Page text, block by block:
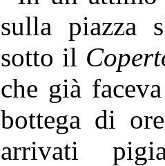
sulla piazza
sotto il
che già
bottega di
arrivati